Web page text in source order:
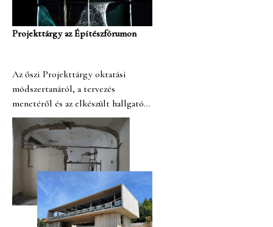
Projekttárgy az Építészfórumon
Az őszi Projekttárgy oktatási
módszertanáról, a tervezés
menetéről és az elkészült hallgatói
munkákról szóló cikk jelent meg az
Építészfórumon.